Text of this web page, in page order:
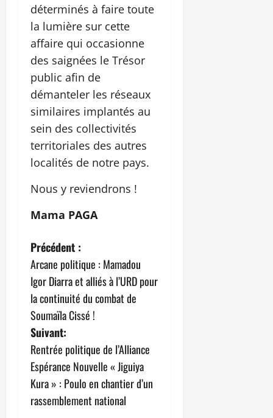
déterminés à faire toute
la lumière sur cette
affaire qui occasionne
des saignées le Trésor
public afin de
démanteler les réseaux
similaires implantés au
sein des collectivités
territoriales des autres
localités de notre pays.
Nous y reviendrons !
Mama PAGA
N
a
v
i
g
a
t
Précédent :
Arcane politique : Mamadou
Igor Diarra et alliés à l’URD pour
la continuité du combat de
Soumaïla Cissé !
Suivant:
Rentrée politique de l’Alliance
Espérance Nouvelle « Jiguiya
Kura » : Poulo en chantier d’un
rassemblement national